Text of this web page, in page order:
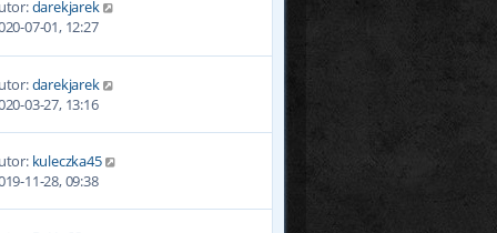
darekjarek
07-01, 12:27
darekjarek
03-27, 13:16
kuleczka45
11-28, 09:38